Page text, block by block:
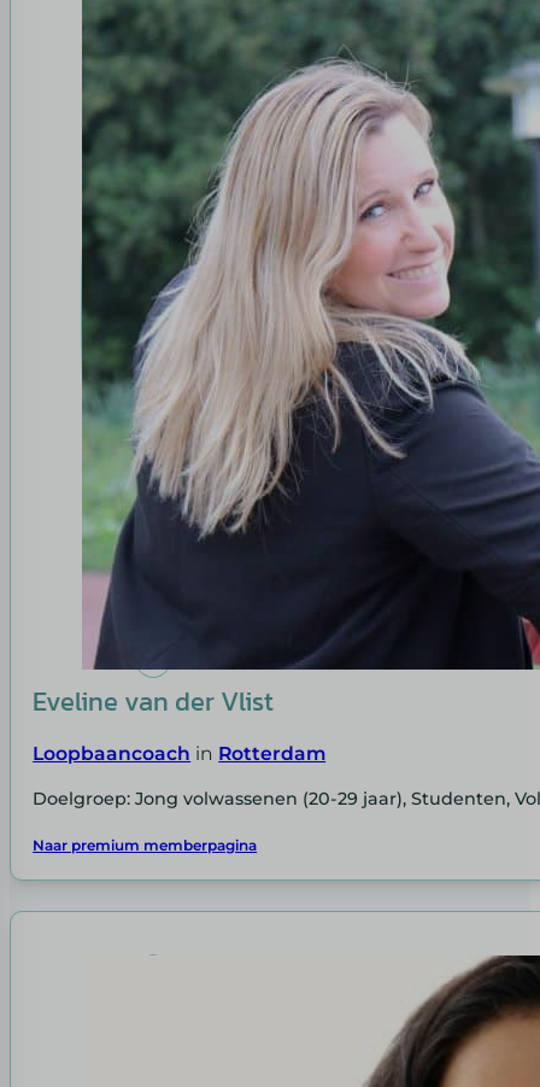
Eveline van der Vlist
Loopbaancoach in Rotterdam
Doelgroep: Jong volwassenen (20-29 jaar), Studenten,
Naar premium memberpagina